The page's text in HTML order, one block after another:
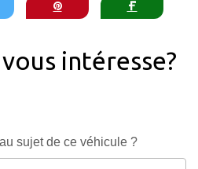
intéresse?
sujet de ce véhicule ?